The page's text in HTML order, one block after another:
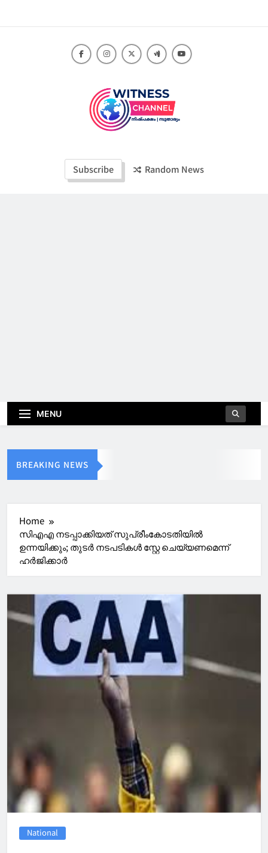
Witness Channel
Subscribe Random News
MENU
BREAKING NEWS
Home
സിഎഎ നടപ്പാക്കിയത് സുപ്രീംകോടതിയിൽ
ഉന്നയിക്കും; തുടർ നടപടികൾ സ്റ്റേ ചെയ്യണമെന്ന്
ഹർജിക്കാർ
National